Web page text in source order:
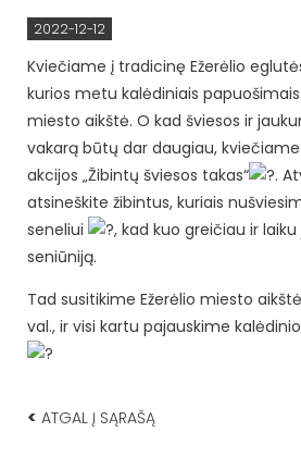
2022-12-12
Kviečiame į tradicinę Ežerėlio
kurios metu kalėdiniais papuošimais
miesto aikštė. O kad šviesos ir
vakarą būtų dar daugiau,
akcijos „Žibintų šviesos takas“
.
atsineškite žibintus, kuriais
seneliui
, kad kuo greičiau ir
seniūniją.
Tad susitikime Ežerėlio miesto
val., ir visi kartu pajauskime
< ATGAL Į SĄRAŠĄ